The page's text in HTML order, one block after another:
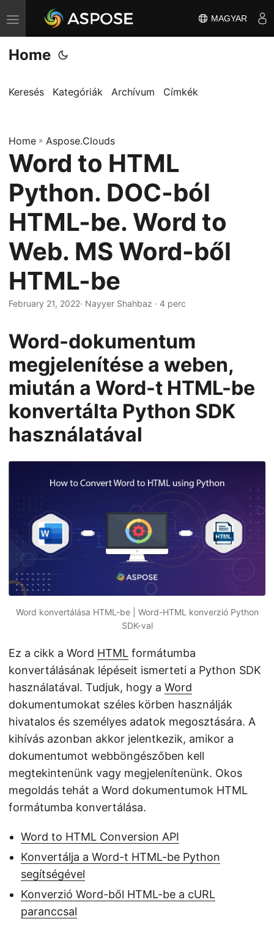
T
o
g
l
a
v
i
g
t
i
o
n
MAGYAR
Home
Keresés Kategóriák Archívum Címkék
Home » Aspose.Clouds
Word to HTML
Python. DOC-ból
HTML-be. Word to
Web. MS Word-ből
HTML-be
February 21, 2022· Nayyer Shahbaz · 4 perc
Word-dokumentum
megjelenítése a weben,
miután a Word-t HTML-be
konvertálta Python SDK
használatával
Word konvertálása HTML-be | Word-HTML konverzió Python
SDK-val
Ez a cikk a Word HTML formátumba
konvertálásának lépéseit ismerteti a Python SDK
használatával. Tudjuk, hogy a Word
dokumentumokat széles körben használják
hivatalos és személyes adatok megosztására. A
kihívás azonban akkor jelentkezik, amikor a
dokumentumot webböngészőben kell
megtekintenünk vagy megjelenítenünk. Okos
megoldás tehát a Word dokumentumok HTML
formátumba konvertálása.
Word to HTML Conversion API
Konvertálja a Word-t HTML-be Python
segítségével
Konverzió Word-ből HTML-be a cURL
paranccsal